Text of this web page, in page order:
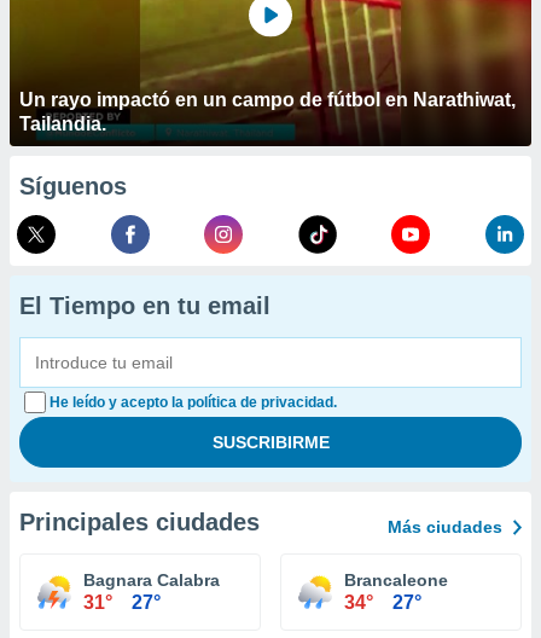
Un rayo impactó en un campo de fútbol en Narathiwat,
Tailandia.
Síguenos
El Tiempo en tu email
He leído y acepto la política de privacidad.
Principales ciudades Más ciudades
Bagnara Calabra
31° 27°
Brancaleone
34° 27°